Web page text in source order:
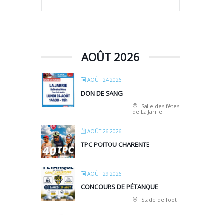
AOÛT 2026
AOÛT 24 2026
DON DE SANG
Salle des fêtes
de La Jarrie
AOÛT 26 2026
TPC POITOU CHARENTE
AOÛT 29 2026
CONCOURS DE PÉTANQUE
Stade de foot